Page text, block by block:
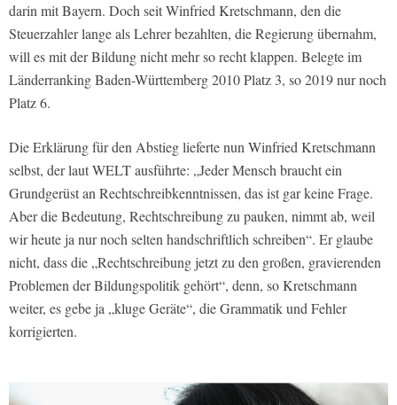
darin mit Bayern. Doch seit Winfried Kretschmann, den die
Steuerzahler lange als Lehrer bezahlten, die Regierung übernahm,
will es mit der Bildung nicht mehr so recht klappen. Belegte im
Länderranking Baden-Württemberg 2010 Platz 3, so 2019 nur noch
Platz 6.
Die Erklärung für den Abstieg lieferte nun Winfried Kretschmann
selbst, der laut WELT ausführte: „Jeder Mensch braucht ein
Grundgerüst an Rechtschreibkenntnissen, das ist gar keine Frage.
Aber die Bedeutung, Rechtschreibung zu pauken, nimmt ab, weil
wir heute ja nur noch selten handschriftlich schreiben“. Er glaube
nicht, dass die „Rechtschreibung jetzt zu den großen, gravierenden
Problemen der Bildungspolitik gehört“, denn, so Kretschmann
weiter, es gebe ja „kluge Geräte“, die Grammatik und Fehler
korrigierten.